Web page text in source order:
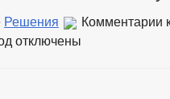
Решения Комментарии
отключены